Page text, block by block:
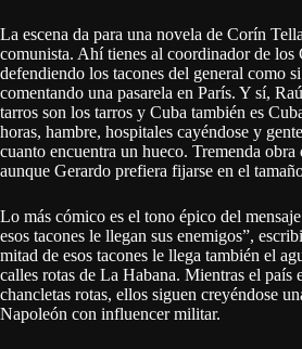
La escena da para una novela de Corín
comunista. Ahí tienes al coordinador de los
defendiendo los tacones del general como
comentando una pasarela en París. Y sí,
tarros son los tarros y Cuba también es
horas, hambre, hospitales cayéndose y
cuanto encuentra un hueco. Tremenda
aunque Gerardo prefiera fijarse en el
Lo más cómico es el tono épico del
esos tacones le llegan sus enemigos”,
mitad de esos tacones le llega también el
calles rotas de La Habana. Mientras el país
chancletas rotas, ellos siguen creyéndose
Napoleón con influencer militar.